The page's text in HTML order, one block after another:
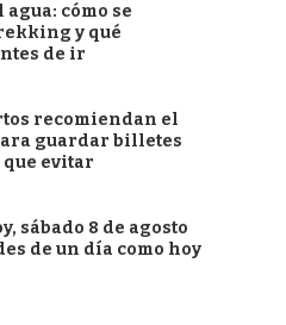
cómo se
y qué
de ir
recomiendan el
guardar billetes
que evitar
sábado 8 de agosto
de un día como hoy